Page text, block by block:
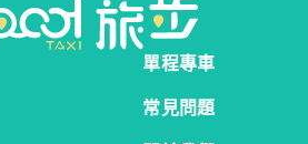
單程專車
常見問題